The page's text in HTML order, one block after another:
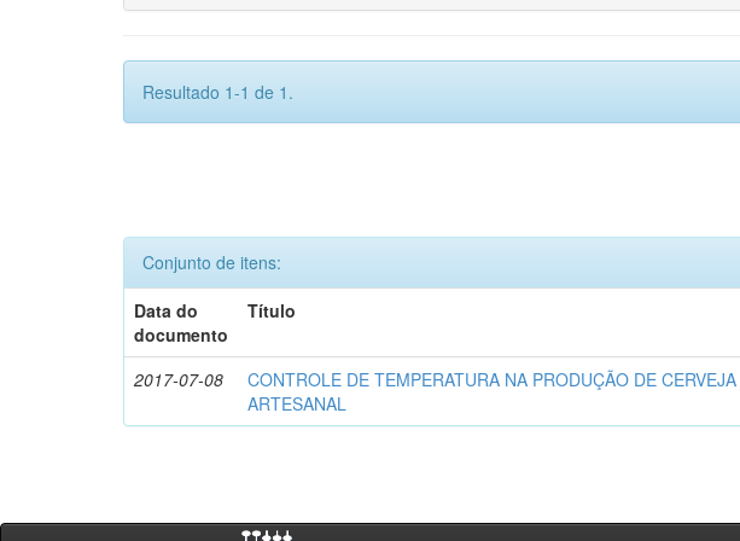
Resultado 1-1 de 1.
Conjunto de itens:
Data do
documento
Título
2017-07-08
CONTROLE DE TEMPERATURA NA PRODUÇÃO DE CERVEJA
ARTESANAL